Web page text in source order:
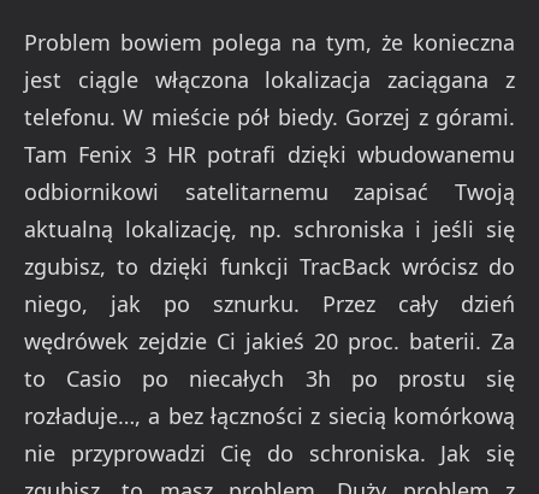
Problem bowiem polega na tym, że konieczna
jest ciągle włączona lokalizacja zaciągana z
telefonu. W mieście pół biedy. Gorzej z górami.
Tam Fenix 3 HR potrafi dzięki wbudowanemu
odbiornikowi satelitarnemu zapisać Twoją
aktualną lokalizację, np. schroniska i jeśli się
zgubisz, to dzięki funkcji TracBack wrócisz do
niego, jak po sznurku. Przez cały dzień
wędrówek zejdzie Ci jakieś 20 proc. baterii. Za
to Casio po niecałych 3h po prostu się
rozładuje…, a bez łączności z siecią komórkową
nie przyprowadzi Cię do schroniska. Jak się